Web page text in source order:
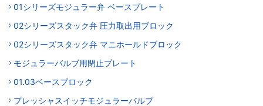
01シリーズモジュラー弁 ベースプレート
02シリーズスタック弁 圧力取出用ブロック
02シリーズスタック弁 マニホールドブロック
モジュラーバルブ用閉止プレート
01.03ベースブロック
プレッシャスイッチモジュラーバルブ